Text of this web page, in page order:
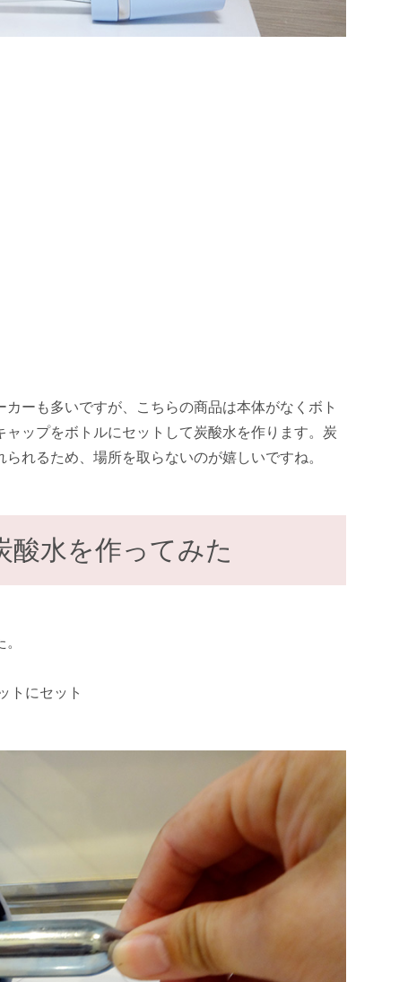
ーも多いですが、こちらの商品は本体がなくボト
ップをボトルにセットして炭酸水を作ります。炭
れるため、場所を取らないのが嬉しいですね。
酸水を作ってみた
トにセット